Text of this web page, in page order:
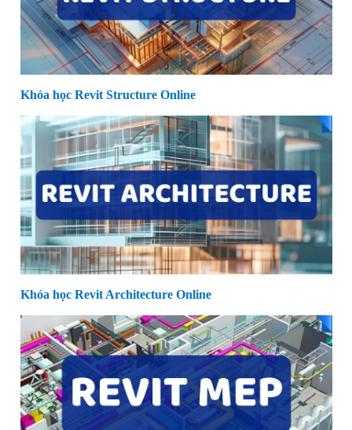
Khóa học Revit Structure Online
Khóa học Revit Architecture Online